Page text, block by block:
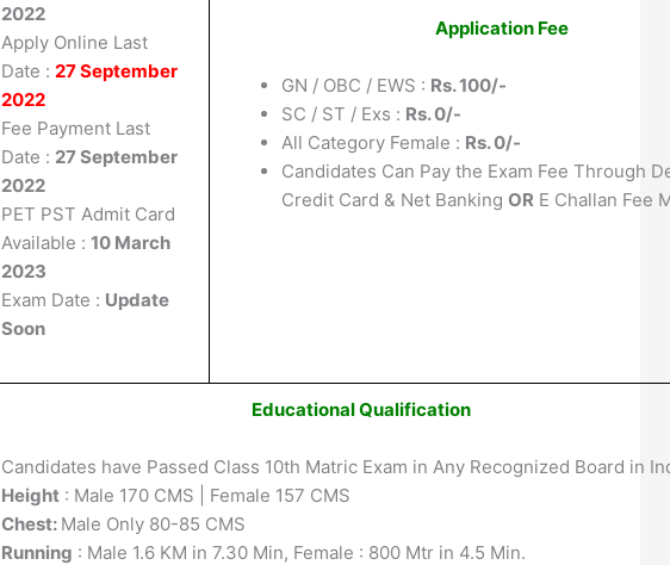
2022
Apply Online Last
Date : 27 September
2022
Fee Payment Last
Date : 27 September
2022
PET PST Admit Card
Available :10 March
2023
Exam Date : Update
Soon
Application Fee
GN / OBC / EWS : Rs. 100/-
SC / ST / Exs : Rs. 0/-
All Category Female : Rs. 0/-
Candidates Can Pay the Exam Fee Through
Credit Card & Net BankingOR E Challan Fee
Educational Qualification
Candidates have Passed Class 10th Matric Exam in Any Recognized Board in
Height : Male 170 CMS | Female 157 CMS
Chest: Male Only 80-85 CMS
Running : Male 1.6 KM in 7.30 Min, Female : 800 Mtr in 4.5 Min.